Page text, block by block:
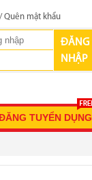
/Quên mật khẩu
ĐĂNG
NHẬP
TUYỂN DỤNG